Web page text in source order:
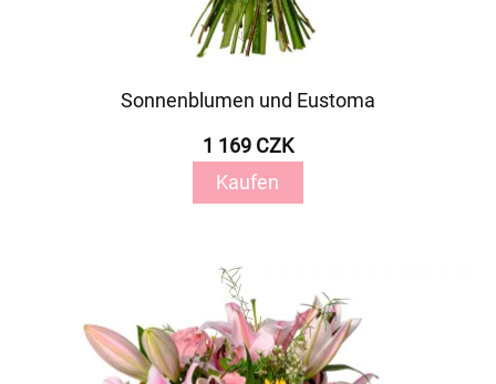
Sonnenblumen und Eustoma
1 169 CZK
Kaufen